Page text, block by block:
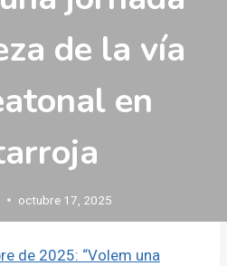
de la vía
en
octubre 17, 2025
de 2025: “Volem una